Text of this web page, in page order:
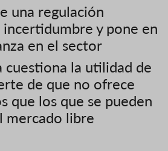
una regulación
incertidumbre y pone en
en el sector
cuestiona la utilidad de
de que no ofrece
que los que se pueden
mercado libre